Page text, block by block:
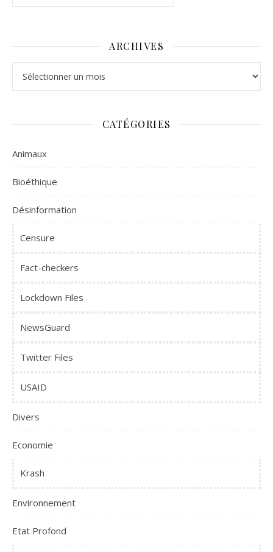
ARCHIVES
CATÉGORIES
Animaux
Bioéthique
Désinformation
Censure
Fact-checkers
Lockdown Files
NewsGuard
Twitter Files
USAID
Divers
Economie
Krash
Environnement
Etat Profond